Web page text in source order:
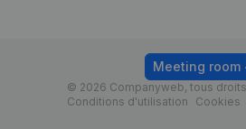
© 2026 Companyweb, tous
Conditions d'utilisation
Cookies
Meeting room